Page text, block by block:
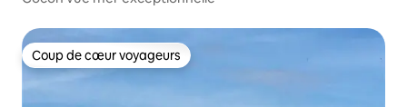
Coup de cœur voyageurs
Coup de cœur voyageurs